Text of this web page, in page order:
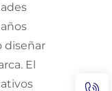
diseñar
El